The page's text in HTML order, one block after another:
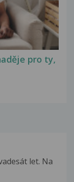
pro ty,
let. Na